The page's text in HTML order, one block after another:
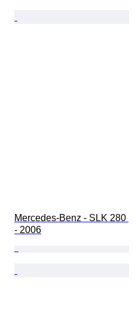
Mercedes-Benz - SLK 280
- 2006